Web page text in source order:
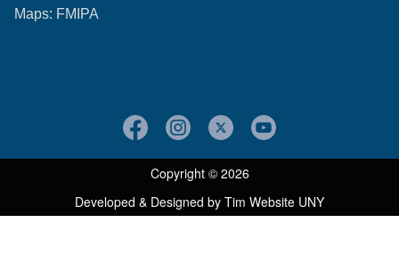
Maps: FMIPA
Copyright © 2026
Developed & Designed by Tim Website UNY